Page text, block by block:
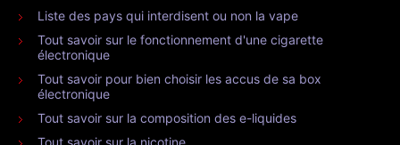
Liste des pays qui interdisent ou non la vape
Tout savoir sur le fonctionnement d'une cigarette
électronique
Tout savoir pour bien choisir les accus de sa box
électronique
Tout savoir sur la composition des e-liquides
Tout savoir sur la nicotine